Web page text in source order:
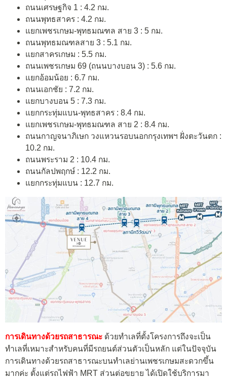
ถนนเศรษฐกิจ 1 : 4.2 กม.
ถนนพุทธสาคร : 4.2 กม.
แยกเพชรเกษม-พุทธมณฑล สาย 3 : 5 กม.
ถนนพุทธมณฑลสาย 3 : 5.1 กม.
แยกสาครเกษม : 5.5 กม.
ถนนเพชรเกษม 69 (ถนนบางบอน 3) : 5.6 กม.
แยกอ้อมน้อย : 6.7 กม.
ถนนเอกชัย : 7.2 กม.
แยกบางบอน 5 : 7.3 กม.
แยกกระทุ่มแบน-พุทธสาคร : 8.4 กม.
แยกเพชรเกษม-พุทธมณฑล สาย 2 : 8.4 กม.
ถนนกาญจนาภิเษก วงแหวนรอบนอกกรุงเทพฯ ฝั่งตะวันตก :
10.2 กม.
ถนนพระราม 2 : 10.4 กม.
ถนนกัลปพฤกษ์ : 12.2 กม.
แยกกระทุ่มแบน : 12.7 กม.
การเดินทางด้วยรถสาธารณะ ด้วยทำเลที่ตั้งโครงการถึงจะเป็น
ทำเลที่เหมาะสำหรับคนที่มีรถยนต์ส่วนตัวเป็นหลัก แต่ในปัจจุบัน
การเดินทางด้วยรถสาธารณะบนทำเลย่านเพชรเกษมสะดวกขึ้น
มากค่ะ ตั้งแต่รถไฟฟ้า MRT ส่วนต่อขยาย ได้เปิดใช้บริการมา